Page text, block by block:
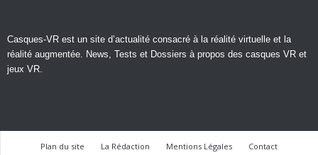
Casques-VR est un site d’actualité consacré à la réalité virtuelle et la
réalité augmentée. News, Tests et Dossiers à propos des casques VR et
jeux VR.
Plan du site La Rédaction Mentions Légales Contact